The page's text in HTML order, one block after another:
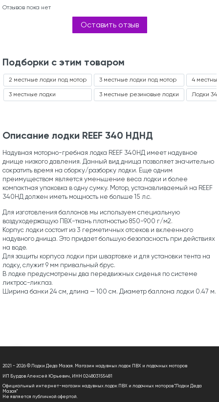
Отзывов пока нет
Оставить отзыв
Подборки с этим товаром
2 местные лодки под мотор
3 местные лодки
3 местные лодки под мотор
3 местные резиновые лодки
4
Лодки
Описание лодки REEF 340 НДНД
Надувная моторно-гребная лодка REEF 340НД имеет надувное
днище низкого давления. Данный вид днища позволяет значительно
сократить время на сборку/разборку лодки. Еще одним
преимуществом является уменьшение веса лодки и более
компактная упаковка в одну сумку. Мотор, устанавливаемый на REEF
340НД должен иметь мощность не больше 15 л.с.
Для изготовления баллонов мы используем специальную
воздуходержащую ПВХ-ткань плотностью 850-900 г/м2.
Корпус лодки состоит из 3 герметичных отсеков и вклеенного
надувного днища. Это придает большую безопасность при действиях
на воде.
Для защиты корпуса лодки при швартовке и для установки тента на
лодку, служит 9 мм привальный брус.
В лодке предусмотрены два передвижных сиденья по системе
ликтрос-ликпаз.
Ширина банки 24 см, длина — 100 см. Диаметр баллона лодки 0.47 м.
2021 - 2026 © Лодки Деда Мазая. Магазин надувных лодок ПВХ и лодочных моторов
ИП Бурдов Алексей Юрьевич, ИНН 024803155481
Официальный интернет-магазин надувных лодок ПВХ и лодочных моторов "Лодки Деда
Мазая"
Не является публичной офертой.